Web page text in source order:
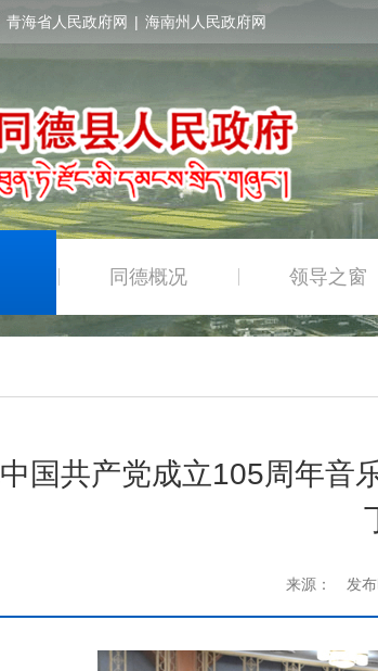
青海省人民政府网 | 海南州人民政府网
同德概况 领导之窗
国共产党成立105周年音
来源： 发